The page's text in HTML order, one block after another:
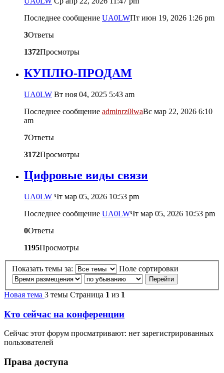
Последнее сообщение UA0LWПт июн 19, 2026 1:26 pm
3Ответы
1372Просмотры
КУПЛЮ-ПРОДАМ
UA0LW Вт ноя 04, 2025 5:43 am
Последнее сообщение adminrz0lwaВс мар 22, 2026 6:10
am
7Ответы
3172Просмотры
Цифровые виды связи
UA0LW Чт мар 05, 2026 10:53 pm
Последнее сообщение UA0LWЧт мар 05, 2026 10:53 pm
0Ответы
1195Просмотры
Показать темы за: Поле сортировки
Новая тема 3 темы Страница 1 из 1
Кто сейчас на конференции
Сейчас этот форум просматривают: нет зарегистрированных
пользователей
Права доступа